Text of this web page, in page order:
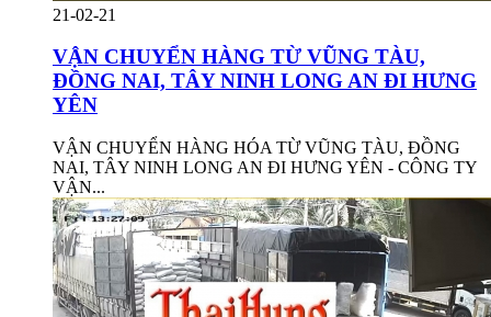
21-02-21
VẬN CHUYỂN HÀNG TỪ VŨNG TÀU,
ĐỒNG NAI, TÂY NINH LONG AN ĐI HƯNG
YÊN
VẬN CHUYỂN HÀNG HÓA TỪ VŨNG TÀU, ĐỒNG
NAI, TÂY NINH LONG AN ĐI HƯNG YÊN - CÔNG TY
VẬN...